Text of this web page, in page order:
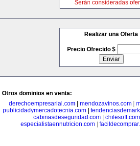
Serán consideradas
Realizar una Oferta
Precio Ofrecido $
Otros dominios en venta:
derechoempresarial.com
mendozavinos.com
publicidadymercadotecnia.com|
cabinasdeseguridad.com| chilesoft.com
especialistaennutricion.com|